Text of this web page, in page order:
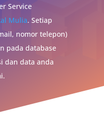
Service
Mulia. Setiap
nomor telepon)
pada database
dan data anda